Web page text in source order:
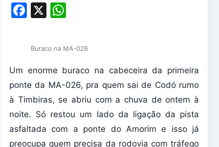
Facebook
X
Buraco na MA-026
Um enorme buraco na cabeceira da primeira
ponte da MA-026, pra quem sai de Codó rumo
à Timbiras, se abriu com a chuva de ontem à
noite. Só restou um lado da ligação da pista
asfaltada com a ponte do Amorim e isso já
preocupa quem precisa da rodovia com tráfego